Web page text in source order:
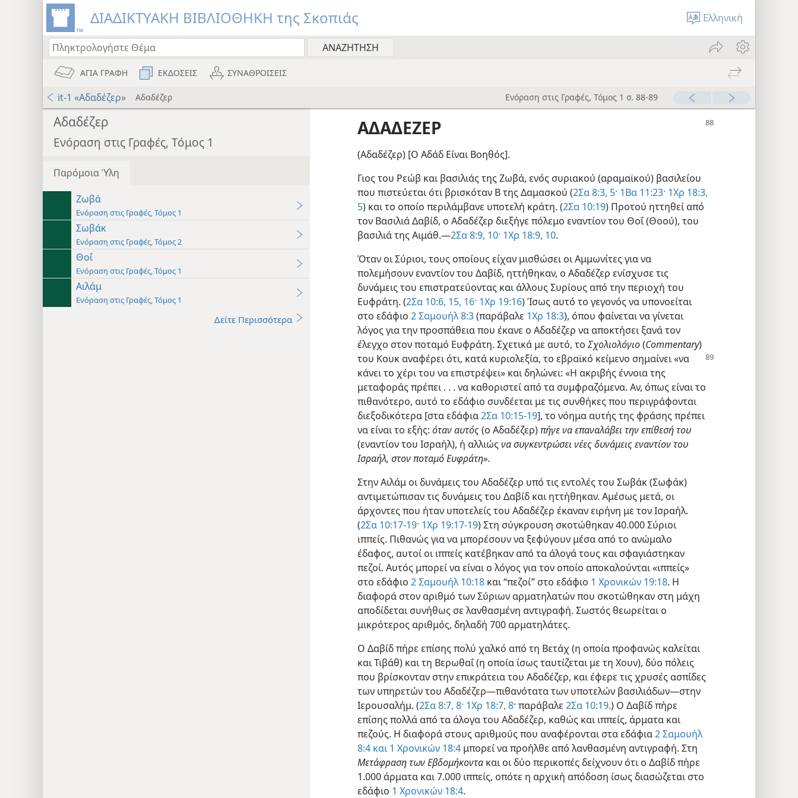
ΔΙΑΔΙΚΤΥΑΚΗ ΒΙΒΛΙΟΘΗΚΗ της Σκοπιάς Ελληνική
ΑΓΙΑ ΓΡΑΦΗ ΕΚΔΟΣΕΙΣ ΣΥΝΑΘΡΟΙΣΕΙΣ
it-1 «Αδαδέζερ» Αδαδέζερ Ενόραση στις Γραφές, Τόμος 1 σ. 88-89
Αδαδέζερ
Ενόραση στις Γραφές, Τόμος 1
Παρόμοια Ύλη
Ζωβά
Ενόραση στις Γραφές, Τόμος 1
Σωβάκ
Ενόραση στις Γραφές, Τόμος 2
Θοΐ
Ενόραση στις Γραφές, Τόμος 1
Αιλάμ
Ενόραση στις Γραφές, Τόμος 1
Δείτε Περισσότερα
ΑΔΑΔΕΖΕΡ
(Αδαδέζερ) [Ο Αδάδ Είναι Βοηθός].
Γιος του Ρεώβ και βασιλιάς της Ζωβά, ενός συριακού (αραμαϊκού) βασιλείου
που πιστεύεται ότι βρισκόταν Β της Δαμασκού (2Σα 8:3, 5· 1Βα 11:23· 1Χρ 18:3,
5) και το οποίο περιλάμβανε υποτελή κράτη. (2Σα 10:19) Προτού ηττηθεί από
τον Βασιλιά Δαβίδ, ο Αδαδέζερ διεξήγε πόλεμο εναντίον του Θοΐ (Θοού), του
βασιλιά της Αιμάθ.—2Σα 8:9, 10· 1Χρ 18:9, 10.
Όταν οι Σύριοι, τους οποίους είχαν μισθώσει οι Αμμωνίτες για να
πολεμήσουν εναντίον του Δαβίδ, ηττήθηκαν, ο Αδαδέζερ ενίσχυσε τις
δυνάμεις του επιστρατεύοντας και άλλους Συρίους από την περιοχή του
Ευφράτη. (2Σα 10:6, 15, 16· 1Χρ 19:16) Ίσως αυτό το γεγονός να υπονοείται
στο εδάφιο 2 Σαμουήλ 8:3(παράβαλε 1Χρ 18:3), όπου φαίνεται να γίνεται
λόγος για την προσπάθεια που έκανε ο Αδαδέζερ να αποκτήσει ξανά τον
έλεγχο στον ποταμό Ευφράτη. Σχετικά με αυτό, το Σχολιολόγιο(Commentary)
του Κουκ αναφέρει ότι, κατά κυριολεξία, το εβραϊκό κείμενο σημαίνει «να
κάνει το χέρι του να επιστρέψει» και δηλώνει: «Η ακριβής έννοια της
μεταφοράς πρέπει . . . να καθοριστεί από τα συμφραζόμενα. Αν, όπως είναι το
πιθανότερο, αυτό το εδάφιο συνδέεται με τις συνθήκες που περιγράφονται
διεξοδικότερα [στα εδάφια2Σα 10:15-19], το νόημα αυτής της φράσης πρέπει
να είναι το εξής: όταν αυτός(ο Αδαδέζερ)πήγε να επαναλάβει την επίθεσή του
(εναντίον του Ισραήλ), ή αλλιώς να συγκεντρώσει νέες δυνάμεις εναντίον του
Ισραήλ, στον ποταμό Ευφράτη».
Στην Αιλάμ οι δυνάμεις του Αδαδέζερ υπό τις εντολές του Σωβάκ (Σωφάκ)
αντιμετώπισαν τις δυνάμεις του Δαβίδ και ηττήθηκαν. Αμέσως μετά, οι
άρχοντες που ήταν υποτελείς του Αδαδέζερ έκαναν ειρήνη με τον Ισραήλ.
(2Σα 10:17-19· 1Χρ 19:17-19) Στη σύγκρουση σκοτώθηκαν 40.000 Σύριοι
ιππείς. Πιθανώς για να μπορέσουν να ξεφύγουν μέσα από το ανώμαλο
έδαφος, αυτοί οι ιππείς κατέβηκαν από τα άλογά τους και σφαγιάστηκαν
πεζοί. Αυτός μπορεί να είναι ο λόγος για τον οποίο αποκαλούνται «ιππείς»
στο εδάφιο 2 Σαμουήλ 10:18 και “πεζοί” στο εδάφιο 1 Χρονικών 19:18. Η
διαφορά στον αριθμό των Σύριων αρματηλατών που σκοτώθηκαν στη μάχη
αποδίδεται συνήθως σε λανθασμένη αντιγραφή. Σωστός θεωρείται ο
μικρότερος αριθμός, δηλαδή 700 αρματηλάτες.
Ο Δαβίδ πήρε επίσης πολύ χαλκό από τη Βετάχ (η οποία προφανώς καλείται
και Τιβάθ) και τη Βερωθαΐ (η οποία ίσως ταυτίζεται με τη Χουν), δύο πόλεις
που βρίσκονταν στην επικράτεια του Αδαδέζερ, και έφερε τις χρυσές ασπίδες
των υπηρετών του Αδαδέζερ—πιθανότατα των υποτελών βασιλιάδων—στην
Ιερουσαλήμ. (2Σα 8:7, 8· 1Χρ 18:7, 8· παράβαλε 2Σα 10:19.) Ο Δαβίδ πήρε
επίσης πολλά από τα άλογα του Αδαδέζερ, καθώς και ιππείς, άρματα και
πεζούς. Η διαφορά στους αριθμούς που αναφέρονται στα εδάφια2 Σαμουήλ
8:4 και 1 Χρονικών 18:4 μπορεί να προήλθε από λανθασμένη αντιγραφή. Στη
Μετάφραση των Εβδομήκοντα και οι δύο περικοπές δείχνουν ότι ο Δαβίδ πήρε
1.000 άρματα και 7.000 ιππείς, οπότε η αρχική απόδοση ίσως διασώζεται στο
εδάφιο 1 Χρονικών 18:4.